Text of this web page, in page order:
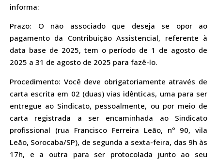
informa:
Prazo: O não associado que deseja se opor ao
pagamento da Contribuição Assistencial, referente à
data base de 2025, tem o período de 1 de agosto de
2025 a 31 de agosto de 2025 para fazê-lo.
Procedimento: Você deve obrigatoriamente através de
carta escrita em 02 (duas) vias idênticas, uma para ser
entregue ao Sindicato, pessoalmente, ou por meio de
carta registrada a ser encaminhada ao Sindicato
profissional (rua Francisco Ferreira Leão, nº 90, vila
Leão, Sorocaba/SP), de segunda a sexta-feira, das 9h às
17h, e a outra para ser protocolada junto ao seu